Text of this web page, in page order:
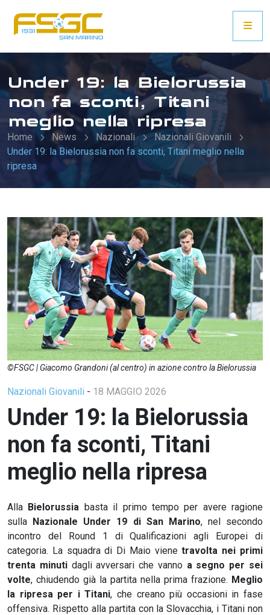
Under 19: la Bielorussia
non fa sconti, Titani
meglio nella ripresa
Home News Nazionali
Nazionali Giovanili
Under 19: la Bielorussia non fa sconti, Titani meglio nella
ripresa
©FSGC | Giacomo Grandoni (al centro) in azione contro la Bielorussia
Nazionali Giovanili - 18 MAGGIO 2026
Under 19: la Bielorussia
non fa sconti, Titani
meglio nella ripresa
Alla Bielorussia basta il primo tempo per avere ragione
sulla Nazionale Under 19 di San Marino, nel secondo
incontro del Round 1 di Qualificazioni agli Europei di
categoria. La squadra di Di Maio vienetravolta nei primi
trenta minutidagli avversari che vanno a segno per sei
volte, chiudendo già la partita nella prima frazione. Meglio
la ripresa per i Titani, che creano più occasioni in fase
offensiva. Rispetto alla partita con la Slovacchia, i Titani non